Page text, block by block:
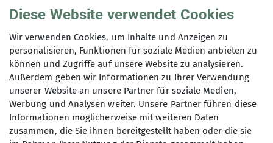
Wir sind die Faultiere!
Training montags, Alter 9-16 Jahre
Details
JDAV Potsdam
Zur JDAV gehören alle Mitglieder des
DAV bis 27 Jahre sowie alle
Diese Website verwendet Cookies
Wir verwenden Cookies, um Inhalte und Anzeigen zu
personalisieren, Funktionen für soziale Medien anbieten zu
können und Zugriffe auf unsere Website zu analysieren.
Außerdem geben wir Informationen zu Ihrer Verwendung
unserer Website an unsere Partner für soziale Medien,
Werbung und Analysen weiter. Unsere Partner führen diese
Informationen möglicherweise mit weiteren Daten
zusammen, die Sie ihnen bereitgestellt haben oder die sie